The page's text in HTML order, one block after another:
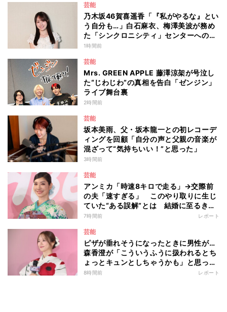
芸能
乃木坂46賀喜遥香「『私がやるな』とい
う自分も…」白石麻衣、梅澤美波が務め
た「シンクロニシティ」センターへの思
いを明かす
1時間前
芸能
Mrs. GREEN APPLE 藤澤涼架が号泣し
た“じわじわ”の真相を告白「ゼンジン」
ライブ舞台裏
2時間前
芸能
坂本美雨、父・坂本龍一との初レコーデ
ィングを回顧「自分の声と父親の音楽が
混ざって“気持ちいい！”と思った」
3時間前
芸能
アンミカ「時速8キロで走る」→交際前
の夫「速すぎる」 このやり取りに生じ
ていた“ある誤解”とは 結婚に至るきっ
かけとなったマラソンデート秘話「誤解
7時間前 レポート
芸能
ピザが垂れそうになったときに男性が…
森香澄が「こういうふうに扱われるとち
ょっとキュンとしちゃうかも」と思った
出来事を語る
8時間前 レポート